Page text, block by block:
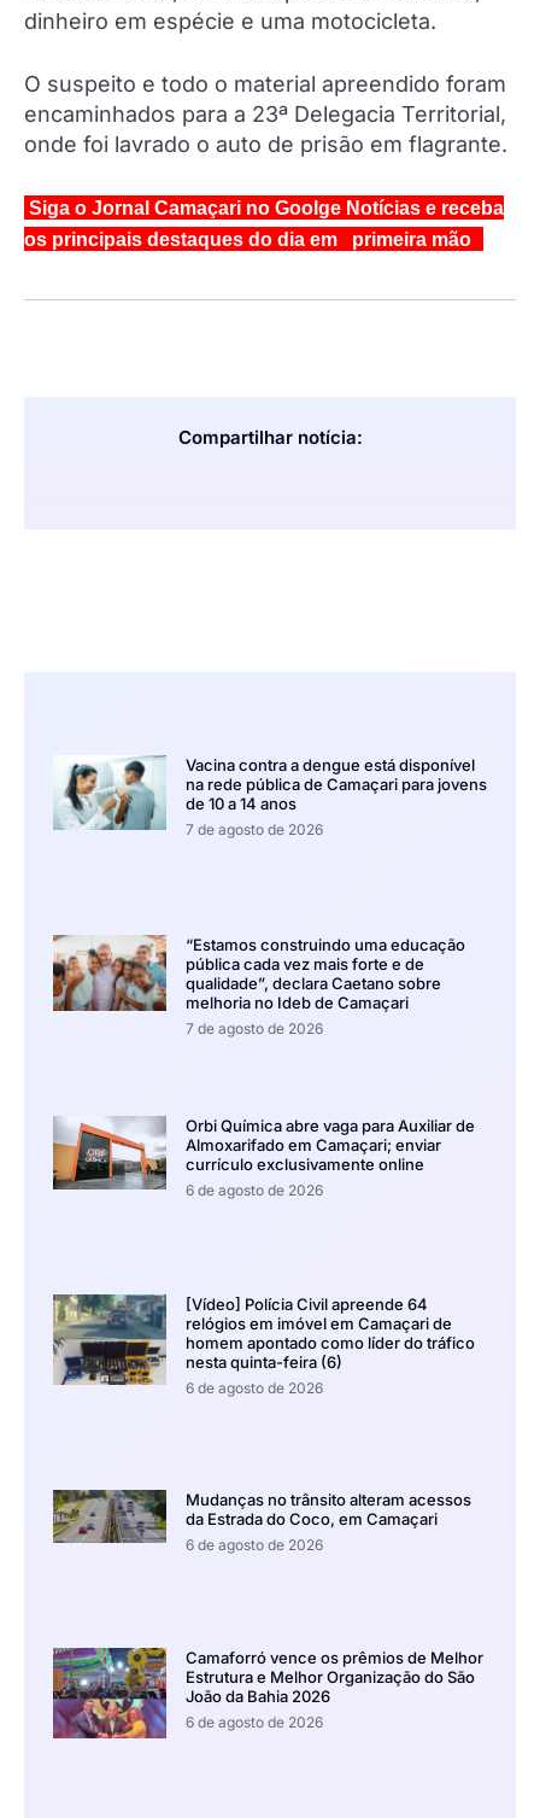
dinheiro em espécie e uma motocicleta.
O suspeito e todo o material apreendido foram
encaminhados para a 23ª Delegacia Territorial,
onde foi lavrado o auto de prisão em flagrante.
Siga o Jornal Camaçari no Goolge Notícias e receba
os principais destaques do dia em primeira mão
Compartilhar notícia:
Vacina contra a dengue está disponível
na rede pública de Camaçari para jovens
de 10 a 14 anos
7 de agosto de 2026
“Estamos construindo uma educação
pública cada vez mais forte e de
qualidade”, declara Caetano sobre
melhoria no Ideb de Camaçari
7 de agosto de 2026
Orbi Química abre vaga para Auxiliar de
Almoxarifado em Camaçari; enviar
currículo exclusivamente online
6 de agosto de 2026
[Vídeo] Polícia Civil apreende 64
relógios em imóvel em Camaçari de
homem apontado como líder do tráfico
nesta quinta-feira (6)
6 de agosto de 2026
Mudanças no trânsito alteram acessos
da Estrada do Coco, em Camaçari
6 de agosto de 2026
Camaforró vence os prêmios de Melhor
Estrutura e Melhor Organização do São
João da Bahia 2026
6 de agosto de 2026